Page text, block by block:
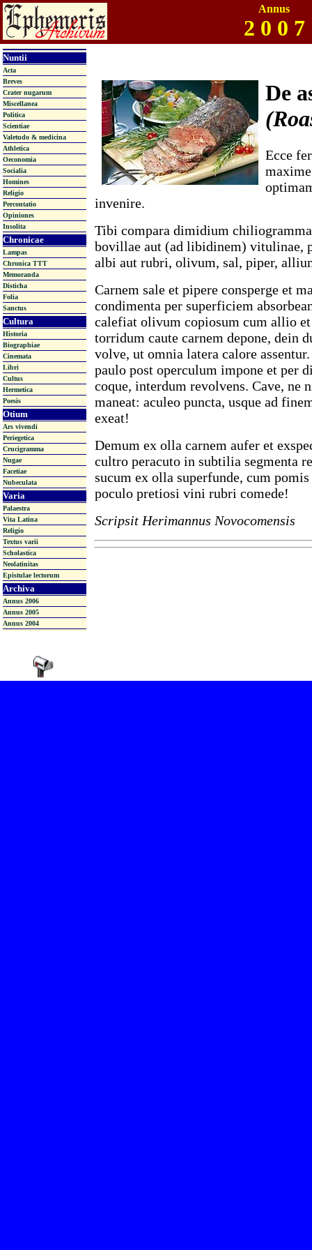
Annus
2 0 0 7
Nuntii
Acta
Breves
Crater nugarum
Miscellanea
Politica
Scientiae
Valetudo & medicina
Athletica
Oeconomia
Socialia
Homines
Religio
Percontatio
Opiniones
Insolita
Chronicae
Lampas
Chronica TTT
Memoranda
Disticha
Folia
Sanctus
Cultura
Historia
Biographiae
Cinemata
Libri
Cultus
Hermetica
Poesis
Otium
Ars vivendi
Periegetica
Crucigramma
Nugae
Facetiae
Nubeculata
Varia
Palaestra
Vita Latina
Religio
Textus varii
Scholastica
Neolatinitas
Epistulae lectorum
Archiva
Annus 2006
Annus 2005
Annus 2004
De
Ecce
invenire.
Tibi compara dimidium
bovillae aut (ad libidinem) vitulinae,
albi aut rubri, olivum, sal, piper,
Carnem sale et pipere consperge et
condimenta per superficiem
calefiat olivum copiosum cum allio
torridum caute carnem depone, dein
volve, ut omnia latera calore
paulo post operculum impone et per
coque, interdum revolvens. Cave, ne
maneat: aculeo puncta, usque ad
exeat!
Demum ex olla carnem aufer et
cultro peracuto in subtilia segmenta
sucum ex olla superfunde, cum
poculo pretiosi vini rubri comede!
Scripsit Herimannus Novocomensis